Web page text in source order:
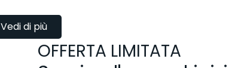
Vedi di più
OFFERTA LIMITATA